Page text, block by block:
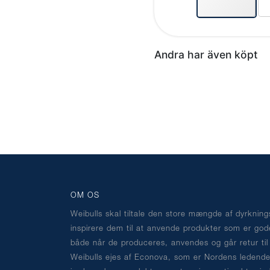
Andra har även köpt
OM OS
Weibulls skal tiltale den store mængde af
inspirere dem til at anvende produkter som er
både når de produceres, anvendes og går retur til
Weibulls ejes af Econova, som er Nordens